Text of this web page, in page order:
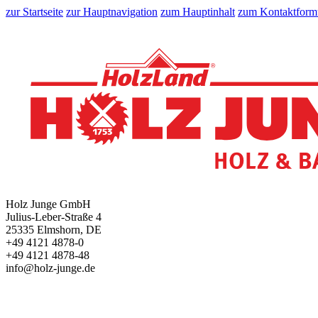
zur Startseite zur Hauptnavigation zum Hauptinhalt zum
Holz Junge GmbH
Julius-Leber-Straße 4
25335 Elmshorn, DE
+49 4121 4878-0
+49 4121 4878-48
info@holz-junge.de